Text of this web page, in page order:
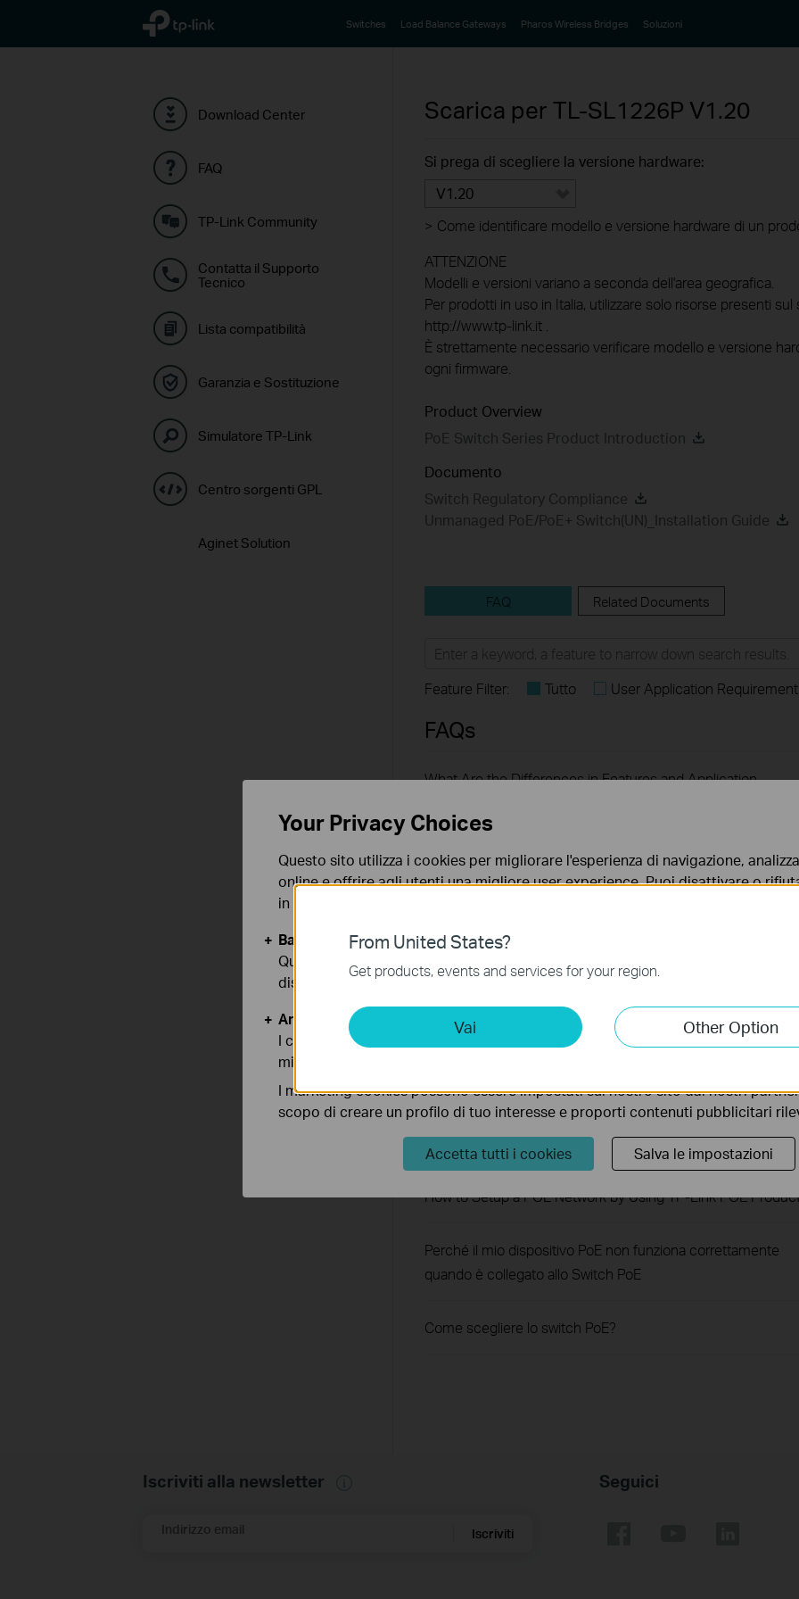
TP-Link, Reliably Smart Switches Load Balance Gateways Pharos Wireless Bridges Soluzioni
Download Center
FAQ
TP-Link Community
Contatta il Supporto
Tecnico
Lista compatibilità
Garanzia e Sostituzione
Simulatore TP-Link
Centro sorgenti GPL
Aginet Solution
Scarica per TL-SL1226P V1.20
Si prega di scegliere la versione hardware:
V1.20
> Come identificare modello e versione hardware di un
ATTENZIONE
Modelli e versioni variano a seconda dell'area geografica.
Per prodotti in uso in Italia, utilizzare solo risorse presenti sul
http://www.tp-link.it .
È strettamente necessario verificare modello e versione
ogni firmware.
Product Overview
PoE Switch Series Product Introduction
Documento
Switch Regulatory Compliance
Unmanaged PoE/PoE+ Switch(UN)_Installation Guide
FAQ Related Documents
Feature Filter: Tutto User Application Requirement
FAQs
What Are the Differences in Features and Application
Why Are the Ethernet LED Indicators Off on My TP-Link
Unmanaged Switch?
What Can I Do If My PC Is Not Working When Connected to a
What Can I Do If My PC Has Slow Network Speed When
Connected to an Unmanaged Switch?
How to Troubleshoot Unstable Internet Issue on Omada
How to Troubleshoot No Internet Issue on Omada Switch
How to Setup a POE Network by Using TP-Link POE
Perché il mio dispositivo PoE non funziona correttamente
quando è collegato allo Switch PoE
Come scegliere lo switch PoE?
Iscriviti alla newsletter
Indirizzo email Iscriviti
Seguici
From United States?
Get products, events and services for your region.
Vai Other Option
Your Privacy Choices
Questo sito utilizza i cookies per migliorare l'esperienza di navigazione,
online e offrire agli utenti una migliore user experience. Puoi disattivare o
in qualunque momento. Per maggiori informazioni consulta la nostra
Basic Cookies
Questi cookies sono necessari per il corretto funzionamento del sito e non
disattivati nel tuo sistema.
Analytics e Marketing Cookies
I cookies analitici ci permettono di analizzare le tue attività sul nostro sito allo
migliorarne le funzionalità.
I marketing cookies possono essere impostati sul nostro sito dai nostri
scopo di creare un profilo di tuo interesse e proporti contenuti pubblicitari
Accetta tutti i cookies Salva le impostazioni